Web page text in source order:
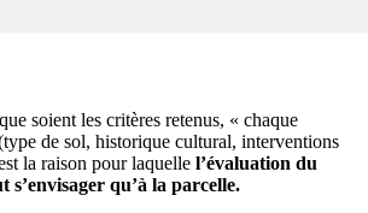
soient les critères retenus, « chaque
de sol, historique cultural, interventions
la raison pour laquelle l’évaluation du
s’envisager qu’à la parcelle.